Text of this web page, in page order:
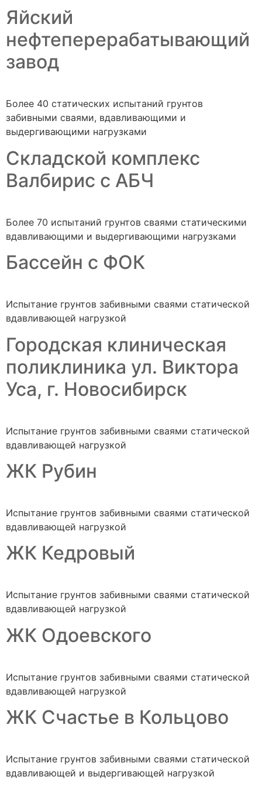
Яйский
нефтеперерабатывающий
завод
Более 40 статических испытаний грунтов
забивными сваями, вдавливающими и
выдергивающими нагрузками
Складской комплекс
Валбирис с АБЧ
Более 70 испытаний грунтов сваями статическими
вдавливающими и выдергивающими нагрузками
Бассейн с ФОК
Испытание грунтов забивными сваями статической
вдавливающей нагрузкой
Городская клиническая
поликлиника ул. Виктора
Уса, г. Новосибирск
Испытание грунтов забивными сваями статической
вдавливающей нагрузкой
ЖК Рубин
Испытание грунтов забивными сваями статической
вдавливающей нагрузкой
ЖК Кедровый
Испытание грунтов забивными сваями статической
вдавливающей нагрузкой
ЖК Одоевского
Испытание грунтов забивными сваями статической
вдавливающей нагрузкой
ЖК Счастье в Кольцово
Испытание грунтов забивными сваями статической
вдавливающей и выдергивающей нагрузкой